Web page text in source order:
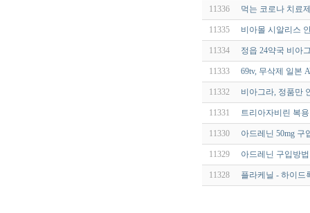
11336 먹는 코로나 치료
11335 비아몰 시알리스
11334 정읍 24약국 비아
11333 69tv, 무삭제 일본
11332 비아그라, 정품만
11331 트리아자비린 복
11330 아드레닌 50mg 구
11329 아드레닌 구입방
11328 플라케닐 - 하이드